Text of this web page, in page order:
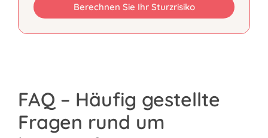
Berechnen Sie Ihr Sturzrisiko
FAQ – Häufig gestellte
Fragen rund um